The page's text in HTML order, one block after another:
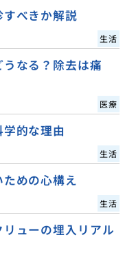
べきか解説
生活
なる？除去は痛
医療
的な理由
生活
めの心構え
生活
ューの埋入リアル